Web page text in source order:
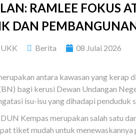
RAMLEE FOKUS
DAN
Berita 08 Julai 2026
antara kawasan yang kerap
bagi kerusi Dewan Undangan
isu-isu yang dihadapi penduduk
Kempas merupakan salah satu
tiket mudah untuk